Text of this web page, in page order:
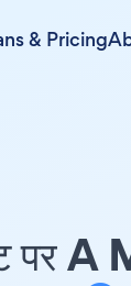
& Pricing
पर